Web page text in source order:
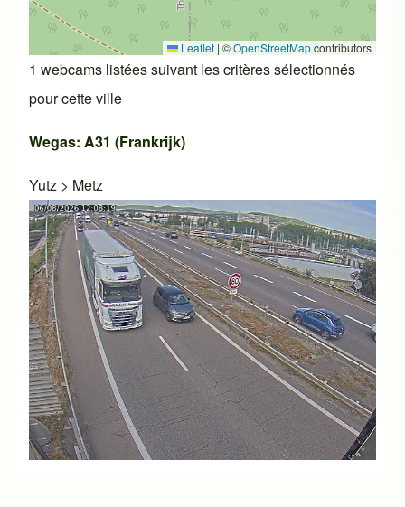
Leaflet | ©OpenStreetMapcontributors
1 webcams listées suivant les critères sélectionnés
pour cette ville
Wegas: A31 (Frankrijk)
Yutz > Metz